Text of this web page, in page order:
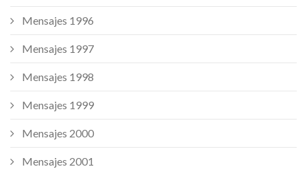
Mensajes 1996
Mensajes 1997
Mensajes 1998
Mensajes 1999
Mensajes 2000
Mensajes 2001